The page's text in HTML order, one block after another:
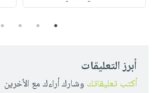
1
2
3
4
أبرز التعليقات
أكتب تعليقاتك وشارك أراءك مع الأخرين